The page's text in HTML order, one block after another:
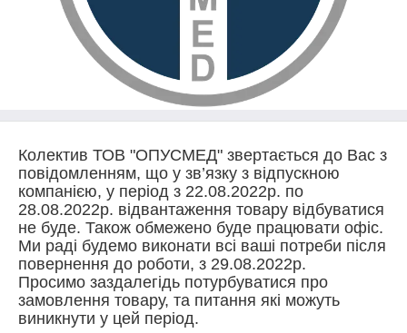
Колектив ТОВ "ОПУСМЕД" звертається до Вас з
повідомленням, що у зв’язку з відпускною
компанією, у період з 22.08.2022р. по
28.08.2022р. відвантаження товару відбуватися
не буде. Також обмежено буде працювати офіс.
Ми раді будемо виконати всі ваші потреби після
повернення до роботи, з 29.08.2022р.
Просимо заздалегідь потурбуватися про
замовлення товару, та питання які можуть
виникнути у цей період.